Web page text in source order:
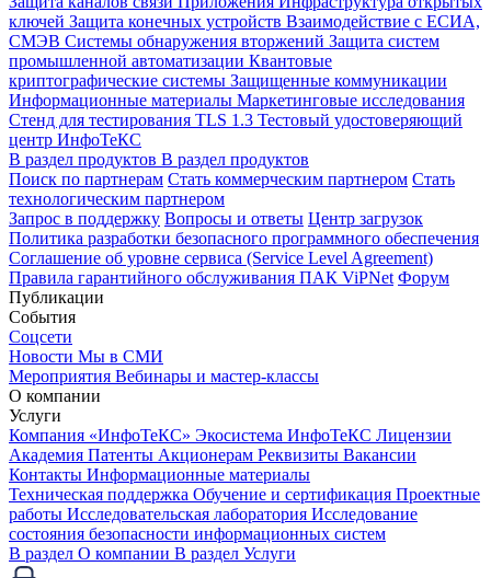
ключей Защита конечных устройств Взаимодействие с ЕСИА,
СМЭВ Системы обнаружения вторжений Защита систем
промышленной автоматизации Квантовые
криптографические системы Защищенные коммуникации
Информационные материалы Маркетинговые исследования
Стенд для тестирования TLS 1.3 Тестовый удостоверяющий
центр ИнфоТеКС
В раздел продуктов В раздел продуктов
Поиск по партнерам Стать коммерческим партнером Стать
технологическим партнером
Запрос в поддержку Вопросы и ответы Центр загрузок
Политика разработки безопасного программного обеспечения
Соглашение об уровне сервиса (Service Level Agreement)
Правила гарантийного обслуживания ПАК ViPNet Форум
Публикации
События
Соцсети
Новости Мы в СМИ
Мероприятия Вебинары и мастер-классы
О компании
Услуги
Компания «ИнфоТеКС» Экосистема ИнфоТеКС Лицензии
Академия Патенты Акционерам Реквизиты Вакансии
Контакты Информационные материалы
Техническая поддержка Обучение и сертификация Проектные
работы Исследовательская лаборатория Исследование
состояния безопасности информационных систем
В раздел О компании В раздел Услуги